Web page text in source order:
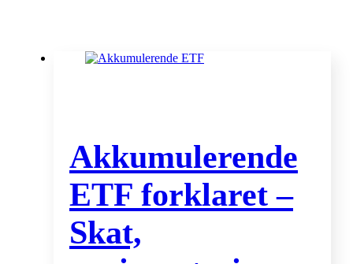
Akkumulerende
ETF forklaret –
Skat,